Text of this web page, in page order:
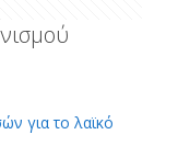
για το λαϊκό